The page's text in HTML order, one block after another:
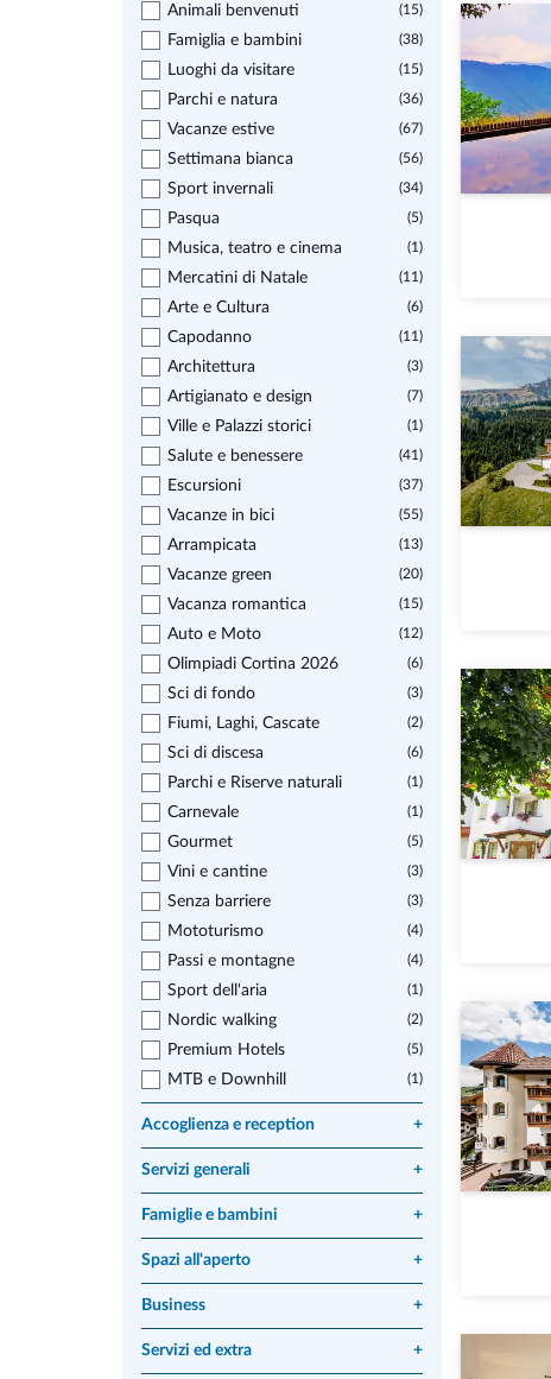
Animali benvenuti (15)
Famiglia e bambini (38)
Luoghi da visitare (15)
Parchi e natura (36)
Vacanze estive (67)
Settimana bianca (56)
Sport invernali (34)
Pasqua (5)
Musica, teatro e cinema (1)
Mercatini di Natale (11)
Arte e Cultura (6)
Capodanno (11)
Architettura (3)
Artigianato e design (7)
Ville e Palazzi storici (1)
Salute e benessere (41)
Escursioni (37)
Vacanze in bici (55)
Arrampicata (13)
Vacanze green (20)
Vacanza romantica (15)
Auto e Moto (12)
Olimpiadi Cortina 2026 (6)
Sci di fondo (3)
Fiumi, Laghi, Cascate (2)
Sci di discesa (6)
Parchi e Riserve naturali (1)
Carnevale (1)
Gourmet (5)
Vini e cantine (3)
Senza barriere (3)
Mototurismo (4)
Passi e montagne (4)
Sport dell'aria (1)
Nordic walking (2)
Premium Hotels (5)
MTB e Downhill (1)
Accoglienza e reception +
Servizi generali +
Famiglie e bambini +
Spazi all'aperto +
Business +
Servizi ed extra +